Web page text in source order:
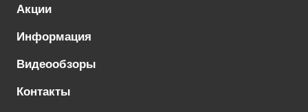
Акции
Информация
Видеообзоры
Контакты